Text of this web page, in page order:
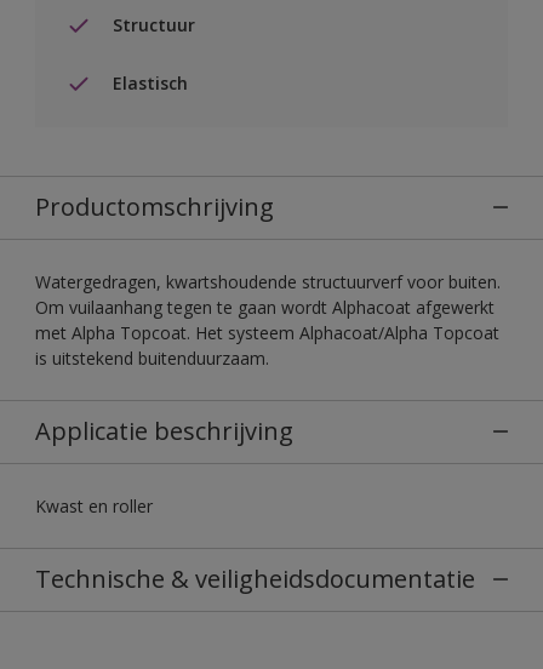
Structuur
Elastisch
Productomschrijving
Watergedragen, kwartshoudende structuurverf voor buiten.
Om vuilaanhang tegen te gaan wordt Alphacoat afgewerkt
met Alpha Topcoat. Het systeem Alphacoat/Alpha Topcoat
is uitstekend buitenduurzaam.
Applicatie beschrijving
Kwast en roller
Technische & veiligheidsdocumentatie